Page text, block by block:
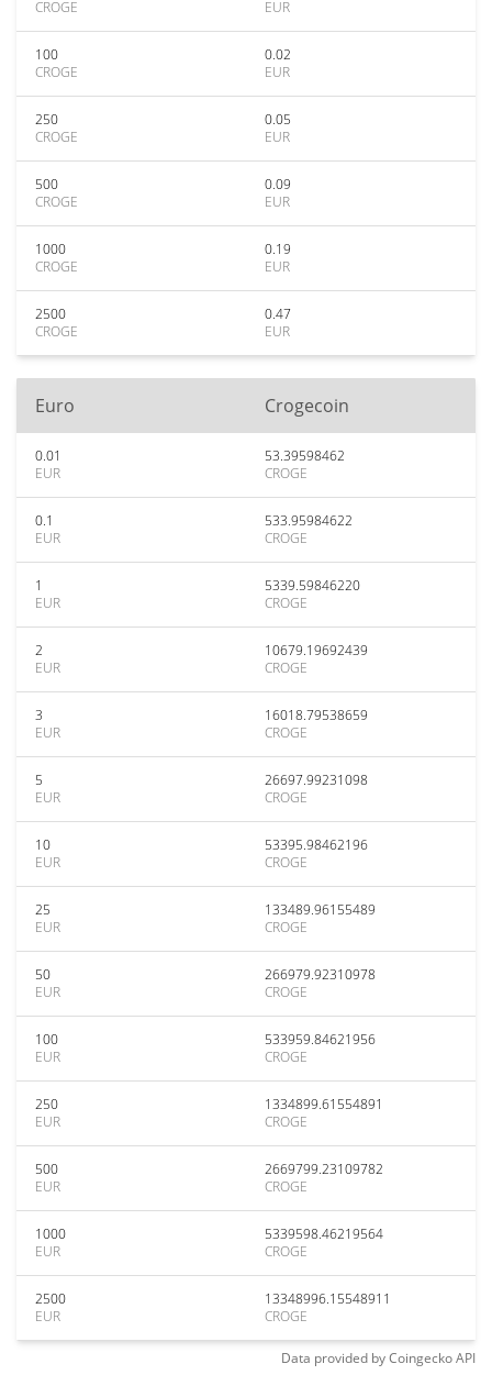
CROGE
EUR
100
CROGE
0.02
EUR
250
CROGE
0.05
EUR
500
CROGE
0.09
EUR
1000
CROGE
0.19
EUR
2500
CROGE
0.47
EUR
Euro Crogecoin
0.01
EUR
53.39598462
CROGE
0.1
EUR
533.95984622
CROGE
1
EUR
5339.59846220
CROGE
2
EUR
10679.19692439
CROGE
3
EUR
16018.79538659
CROGE
5
EUR
26697.99231098
CROGE
10
EUR
53395.98462196
CROGE
25
EUR
133489.96155489
CROGE
50
EUR
266979.92310978
CROGE
100
EUR
533959.84621956
CROGE
250
EUR
1334899.61554891
CROGE
500
EUR
2669799.23109782
CROGE
1000
EUR
5339598.46219564
CROGE
2500
EUR
13348996.15548911
CROGE
Data provided byCoingeckoAPI